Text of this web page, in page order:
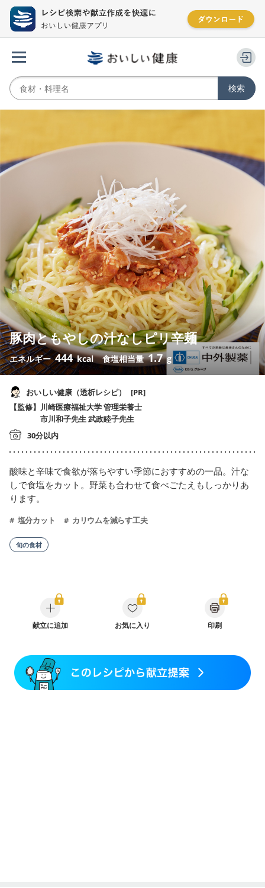
豚肉ともやしの汁なしピリ辛麺
エネルギー444 kcal 食塩相当量1.7 g
おいしい健康（透析レシピ）
[PR]
川崎医療福祉大学 管理栄養士
市川和子先生 武政睦子先生
30分以内
酸味と辛味で食欲が落ちやすい季節におすすめの一品。汁な
しで食塩をカット。野菜も合わせて食べごたえもしっかりあ
ります。
塩分カット カリウムを減らす工夫
旬の食材
献立に追加 お気に入り 印刷